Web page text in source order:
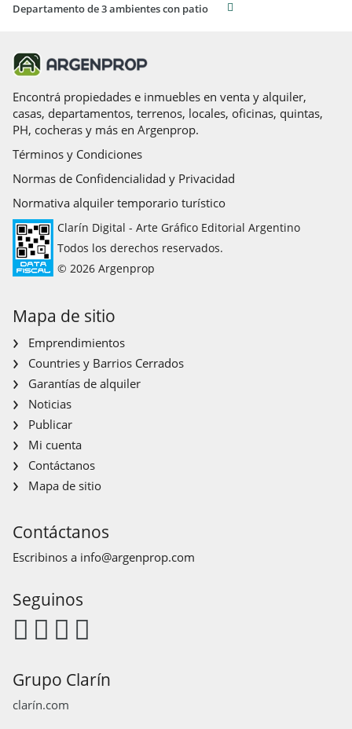
Departamento de 3 ambientes con patio
Encontrá propiedades e inmuebles en venta y alquiler,
casas, departamentos, terrenos, locales, oficinas, quintas,
PH, cocheras y más en Argenprop.
Términos y Condiciones
Normas de Confidencialidad y Privacidad
Normativa alquiler temporario turístico
Clarín Digital - Arte Gráfico Editorial Argentino
Todos los derechos reservados.
© 2026 Argenprop
Mapa de sitio
Emprendimientos
Countries y Barrios Cerrados
Garantías de alquiler
Noticias
Publicar
Mi cuenta
Contáctanos
Mapa de sitio
Contáctanos
Escribinos a info@argenprop.com
Seguinos
Grupo Clarín
clarín.com